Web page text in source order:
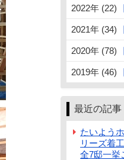
2022年 (22)
2021年 (34)
2020年 (78)
2019年 (46)
最近の記事
たいよう
リーズ着
全7邸一挙